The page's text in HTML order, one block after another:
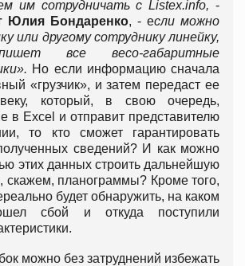
им сотрудничать сListex.info, -
Юлия Бондаренко, - если можно
или другому сотруднику линейку,
все весо-габаритные
Но если информацию сначала
«грузчик», и затем передаст ее
который, в свою очередь,
в Excel и отправит представителю
то кто сможет гарантировать
сведений? И как можно
этих данных строить дальнейшую
скажем, планограммы? Кроме того,
будет обнаружить, на каком
сбой и откуда поступили
можно без затруднений избежать